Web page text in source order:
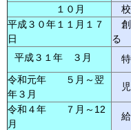
１０月
校
平成３０年１１月１７
日
創
る
平成３１年 ３月
特
令和元年 ５月～翌
年３月
児
令和４年 ７月～12
月
給